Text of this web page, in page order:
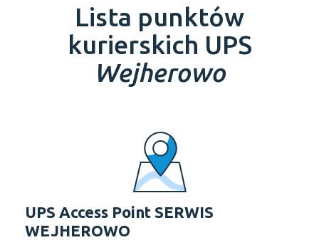
Lista punktów
kurierskich UPS
Wejherowo
UPS Access Point SERWIS
WEJHEROWO